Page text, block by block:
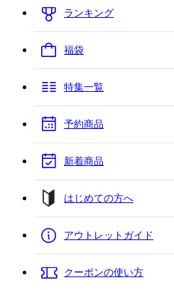
ランキング
福袋
特集一覧
予約商品
新着商品
はじめての方へ
アウトレットガイド
クーポンの使い方